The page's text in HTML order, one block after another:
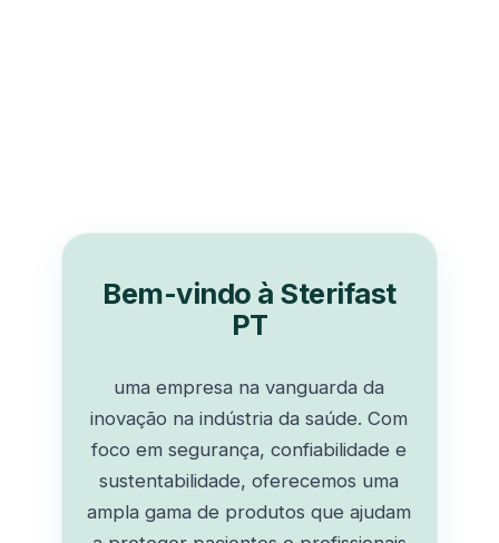
Bem-vindo à Sterifast
PT
uma empresa na vanguarda da
inovação na indústria da saúde. Com
foco em segurança, confiabilidade e
sustentabilidade, oferecemos uma
ampla gama de produtos que ajudam